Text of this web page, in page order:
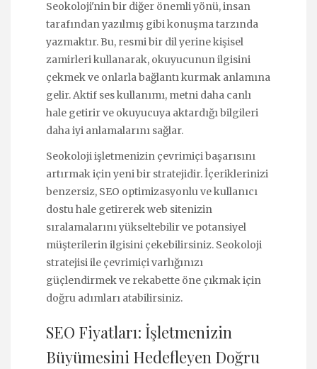
Seokoloji'nin bir diğer önemli yönü, insan
tarafından yazılmış gibi konuşma tarzında
yazmaktır. Bu, resmi bir dil yerine kişisel
zamirleri kullanarak, okuyucunun ilgisini
çekmek ve onlarla bağlantı kurmak anlamına
gelir. Aktif ses kullanımı, metni daha canlı
hale getirir ve okuyucuya aktardığı bilgileri
daha iyi anlamalarını sağlar.
Seokoloji işletmenizin çevrimiçi başarısını
artırmak için yeni bir stratejidir. İçeriklerinizi
benzersiz, SEO optimizasyonlu ve kullanıcı
dostu hale getirerek web sitenizin
sıralamalarını yükseltebilir ve potansiyel
müşterilerin ilgisini çekebilirsiniz. Seokoloji
stratejisi ile çevrimiçi varlığınızı
güçlendirmek ve rekabette öne çıkmak için
doğru adımları atabilirsiniz.
SEO Fiyatları: İşletmenizin
Büyümesini Hedefleyen Doğru